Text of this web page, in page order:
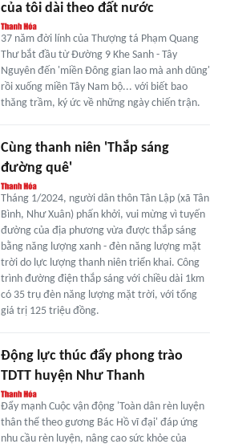
của tôi dài theo đất nước
37 năm đời lính của Thượng tá Phạm Quang
Thư bắt đầu từ Đường 9 Khe Sanh - Tây
Nguyên đến 'miền Đông gian lao mà anh dũng'
rồi xuống miền Tây Nam bộ... với biết bao
thăng trầm, ký ức về những ngày chiến trận.
Cùng thanh niên 'Thắp sáng
đường quê'
Tháng 1/2024, người dân thôn Tân Lập (xã Tân
Bình, Như Xuân) phấn khởi, vui mừng vì tuyến
đường của địa phương vừa được thắp sáng
bằng năng lượng xanh - đèn năng lượng mặt
trời do lực lượng thanh niên triển khai. Công
trình đường điện thắp sáng với chiều dài 1km
có 35 trụ đèn năng lượng mặt trời, với tổng
giá trị 125 triệu đồng.
Động lực thúc đẩy phong trào
TDTT huyện Như Thanh
Đẩy mạnh Cuộc vận động 'Toàn dân rèn luyện
thân thể theo gương Bác Hồ vĩ đại' đáp ứng
nhu cầu rèn luyện, nâng cao sức khỏe của